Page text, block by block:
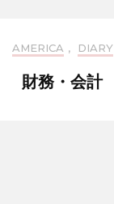
AMERICA , DIARY
財務・会計